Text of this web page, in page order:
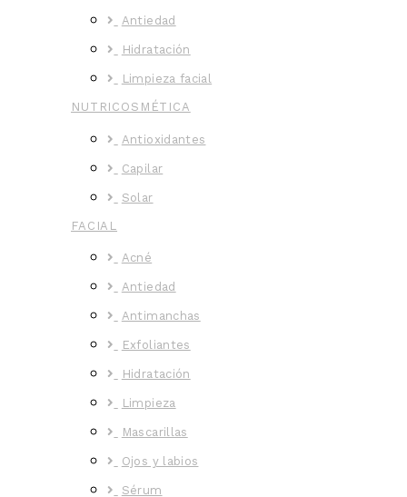
Antiedad
Hidratación
Limpieza facial
NUTRICOSMÉTICA
Antioxidantes
Capilar
Solar
FACIAL
Acné
Antiedad
Antimanchas
Exfoliantes
Hidratación
Limpieza
Mascarillas
Ojos y labios
Sérum